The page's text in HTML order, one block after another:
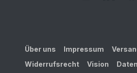
Über uns Impressum
Widerrufsrecht
Vision